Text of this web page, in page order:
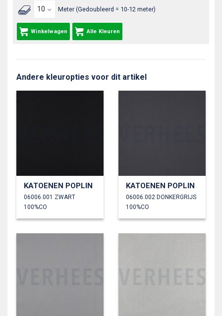
Meter (Gedoubleerd = 10-12 meter)
Winkelwagen Alle Kleuren
Andere kleuropties voor dit artikel
KATOENEN POPLIN
06006.001 ZWART
100%CO
KATOENEN POPLIN
06006.002 DONKERGRIJS
100%CO